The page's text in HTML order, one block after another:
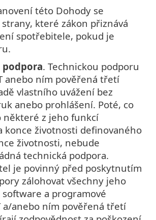
této Dohody se
které zákon přiznává
spotřebitele, pokud je
podpora. Technickou podporu
anebo ním pověřená třetí
vlastního uvážení bez
anebo prohlášení. Poté, co
některé z jeho funkcí
konce životnosti definovaného
životnosti, nebude
technická podpora.
je povinný před poskytnutím
zálohovat všechny jeho
a programové
a/anebo ním pověřená třetí